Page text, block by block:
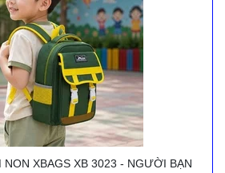
XBAGS XB 3023 - NGƯỜI BẠN